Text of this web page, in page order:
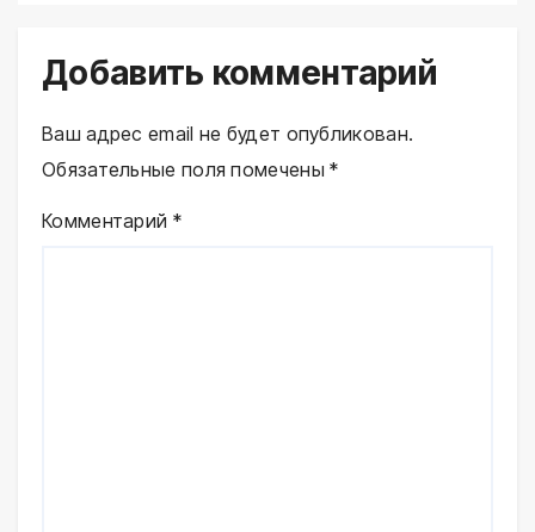
Добавить комментарий
Ваш адрес email не будет опубликован.
Обязательные поля помечены*
Комментарий *